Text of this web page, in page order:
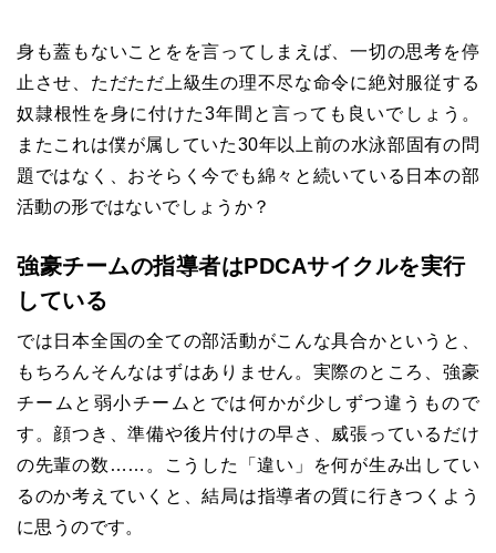
身も蓋もないことをを言ってしまえば、一切の思考を停
止させ、ただただ上級生の理不尽な命令に絶対服従する
奴隷根性を身に付けた3年間と言っても良いでしょう。
またこれは僕が属していた30年以上前の水泳部固有の問
題ではなく、おそらく今でも綿々と続いている日本の部
活動の形ではないでしょうか？
強豪チームの指導者はPDCAサイクルを実行
している
では日本全国の全ての部活動がこんな具合かというと、
もちろんそんなはずはありません。実際のところ、強豪
チームと弱小チームとでは何かが少しずつ違うもので
す。顔つき、準備や後片付けの早さ、威張っているだけ
の先輩の数……。こうした「違い」を何が生み出してい
るのか考えていくと、結局は指導者の質に行きつくよう
に思うのです。